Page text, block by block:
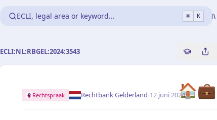
ECLI, legal area or keyword... ⌘ K
ECLI:NL:RBGEL:2024:3543 Copy
Rechtspraak Rechtbank Gelderland·12 juni 2024